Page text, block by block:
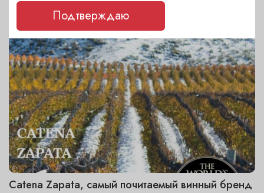
Catena Zapata, самый почитаемый винный бренд
Подтверждаю